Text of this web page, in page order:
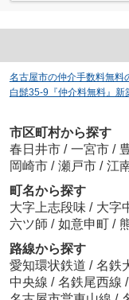
名古屋市の仲介手数料無料
白髭35-9『仲介料無料』新
市区町村から探す
春日井市 / 一宮市 /
岡崎市 / 瀬戸市 / 江
町名から探す
大字上志段味 / 大字
六ツ師 / 如意申町 /
路線から探す
愛知環状鉄道 / 名鉄
中央線 / 名鉄尾西線 /